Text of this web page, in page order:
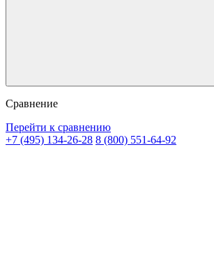
Сравнение
Перейти к сравнению
+7 (495) 134-26-28 8 (800) 551-64-92